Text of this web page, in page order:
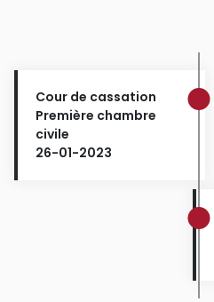
Cour de cassation
Première chambre
civile
26-01-2023